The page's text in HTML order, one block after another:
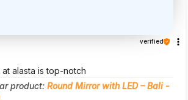
verified
alasta is top-notch
product: Round Mirror with LED – Bali -